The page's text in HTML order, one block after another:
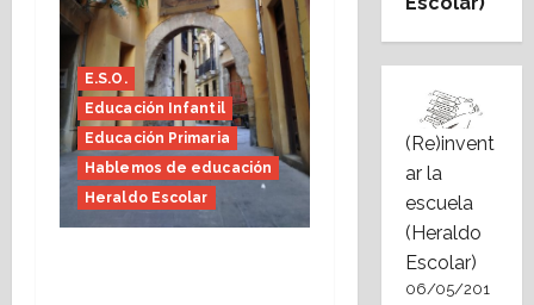
E.S.O.
Educación Infantil
Educación Primaria
Hablemos de educación
Heraldo Escolar
(Re)invent
ar la
escuela
(Heraldo
Escolar)
06/05/201